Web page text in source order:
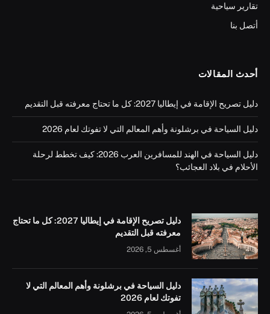
تقارير سياحية
أتصل بنا
أحدث المقالات
دليل تصريح الإقامة في إيطاليا 2027: كل ما تحتاج معرفته قبل التقديم
دليل السياحة في برشلونة وأهم المعالم التي لا تفوتك لعام 2026
دليل السياحة في الهند للمسافرين العرب 2026: كيف تخطط لرحلة
الأحلام في بلاد العجائب؟
دليل تصريح الإقامة في إيطاليا 2027: كل ما تحتاج
معرفته قبل التقديم
أغسطس 5, 2026
دليل السياحة في برشلونة وأهم المعالم التي لا
تفوتك لعام 2026